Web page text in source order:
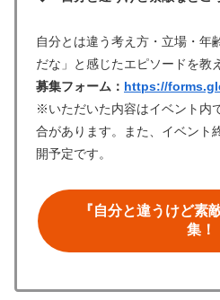
自分とは違う考え方・立場・年
だな」と感じたエピソードを教
募集フォーム： https://
※いただいた内容はイベント内
合があります。また、イベント
開予定です。
『自分と違うけど素
集！